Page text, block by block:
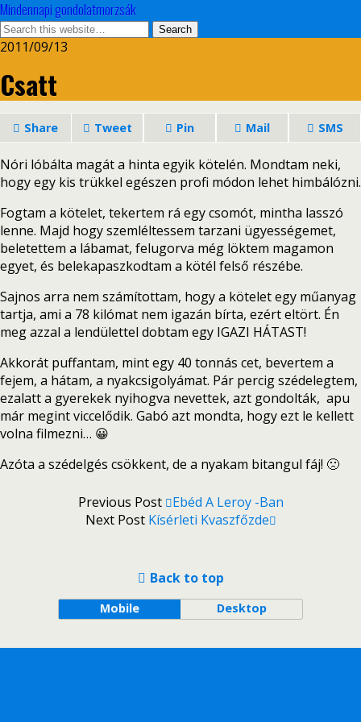
Mindennapi gondolatmorzsák
2011/09/13
Csatt
Share Tweet Pin Mail SMS
Nóri lóbálta magát a hinta egyik kötelén. Mondtam neki,
hogy egy kis trükkel egészen profi módon lehet himbálózni.
Fogtam a kötelet, tekertem rá egy csomót, mintha lasszó
lenne. Majd hogy szemléltessem tarzani ügyességemet,
beletettem a lábamat, felugorva még löktem magamon
egyet, és belekapaszkodtam a kötél felső részébe.
Sajnos arra nem számítottam, hogy a kötelet egy műanyag
tartja, ami a 78 kilómat nem igazán bírta, ezért eltört. Én
meg azzal a lendülettel dobtam egy IGAZI HÁTAST!
Akkorát puffantam, mint egy 40 tonnás cet, bevertem a
fejem, a hátam, a nyakcsigolyámat. Pár percig szédelegtem,
ezalatt a gyerekek nyihogva nevettek, azt gondolták, apu
már megint viccelődik. Gabó azt mondta, hogy ezt le kellett
volna filmezni… 😀
Azóta a szédelgés csökkent, de a nyakam bitangul fáj! 🙁
Previous Post
Ebéd A Leroy -ban
Next Post Kísérleti Kvaszfőzde
Back to top
Mobile Desktop